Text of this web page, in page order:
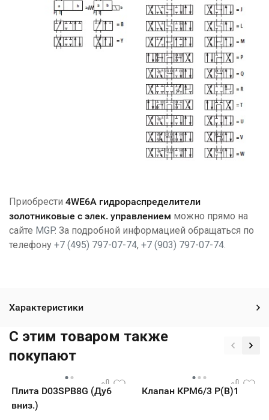
Приобрести 4WE6А гидрораспределители
золотниковые с элек. управлением можно прямо на
сайте MGP. За подробной информацией обращаться по
телефону +7 (495) 797-07-74, +7 (903) 797-07-74.
Характеристики
C этим товаром также
покупают
Плита D03SPB8G (Ду6
вниз.)
Клапан КРМ6/3 Р(В)1